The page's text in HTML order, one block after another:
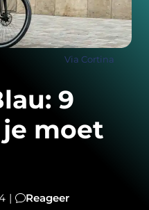
Via Cortina
9
moet
| Reageer